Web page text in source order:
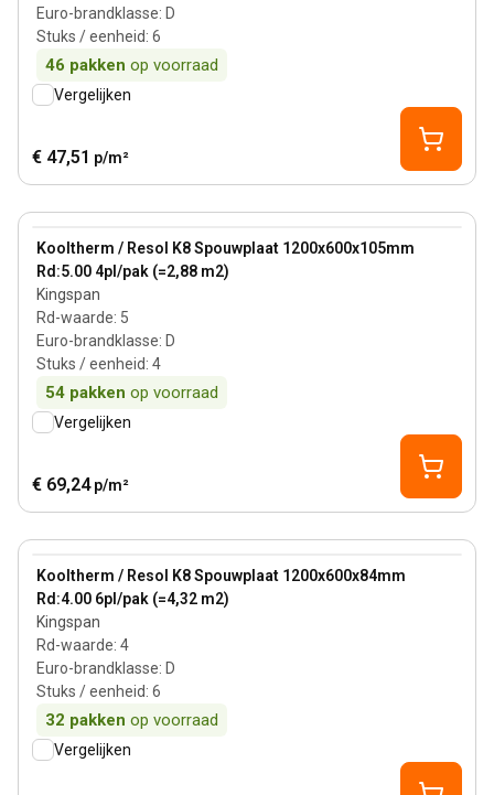
Euro-brandklasse: D
Stuks / eenheid: 6
46 pakken op voorraad
Vergelijken
€ 47,51 p/m²
Kooltherm / Resol K8 Spouwplaat 1200x600x105mm
Rd:5.00 4pl/pak (=2,88 m2)
Kingspan
Rd-waarde: 5
Euro-brandklasse: D
Stuks / eenheid: 4
54 pakken op voorraad
View product
Vergelijken
€ 69,24 p/m²
Kooltherm / Resol K8 Spouwplaat 1200x600x84mm
Rd:4.00 6pl/pak (=4,32 m2)
Kingspan
Rd-waarde: 4
Euro-brandklasse: D
Stuks / eenheid: 6
32 pakken op voorraad
View product
Vergelijken